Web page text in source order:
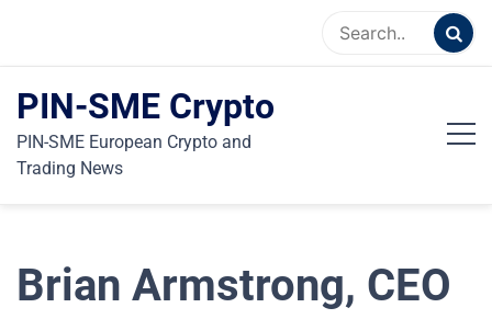
content
PIN-SME Crypto
PIN-SME European Crypto and
Trading News
Brian Armstrong, CEO